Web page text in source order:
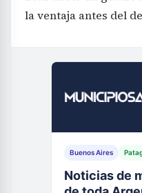
la ventaja antes del
Buenos Aires
Noticias de